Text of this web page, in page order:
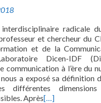
radicale
et chercheur du
et de la
Dicen-IDF
communication à l’ère du
a exposé sa définition
différentes
Après[…]